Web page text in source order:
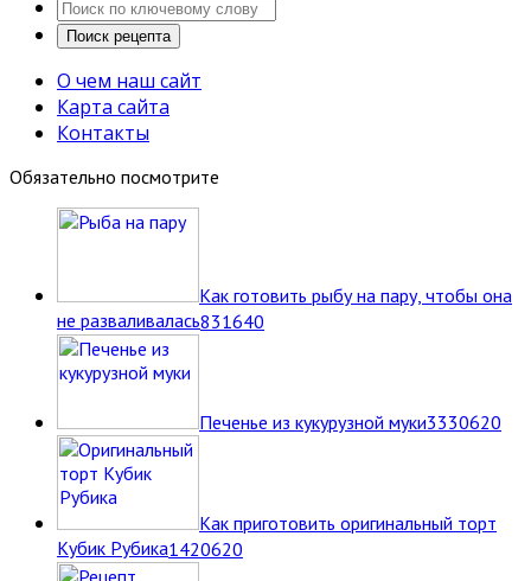
О чем наш сайт
Карта сайта
Контакты
Обязательно посмотрите
Как готовить рыбу на пару, чтобы она
не разваливалась831640
Печенье из кукурузной муки3330620
Как приготовить оригинальный торт
Кубик Рубика1420620